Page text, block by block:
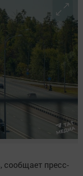
сообщает пресс-